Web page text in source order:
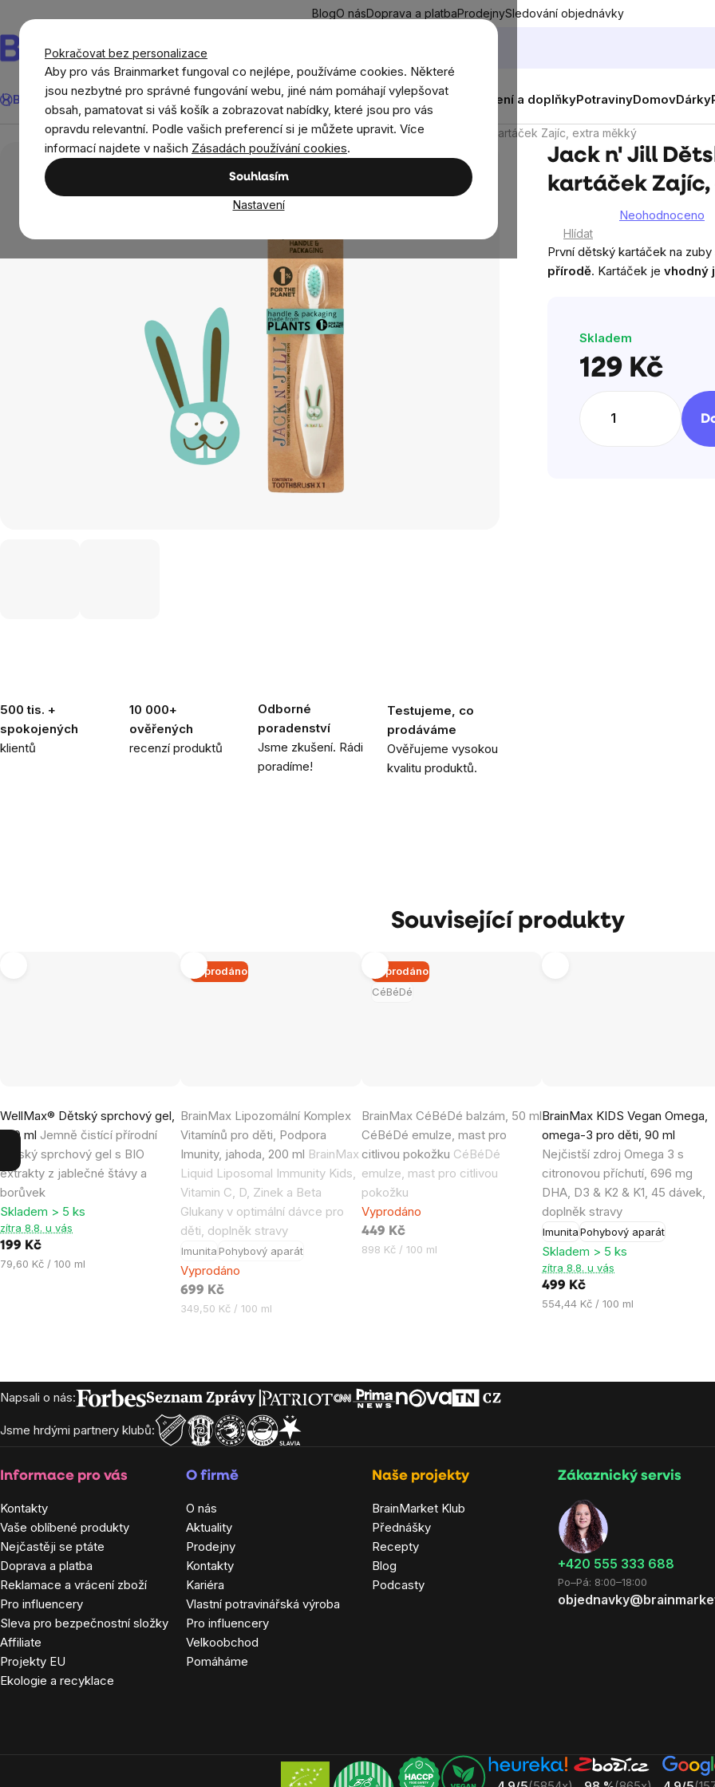
Pokračovat bez personalizace
Aby pro vás Brainmarket fungoval co nejlépe, používáme cookies. Některé
jsou nezbytné pro správné fungování webu, jiné nám pomáhají vylepšovat
obsah, pamatovat si váš košík a zobrazovat nabídky, které jsou pro vás
opravdu relevantní. Podle vašich preferencí si je můžete upravit. Více
informací najdete v našich Zásadách používání cookies.
Souhlasím
Nastavení
obsah
BlogO násDoprava a platbaProdejnySledování objednávky
Hledat
BrainMax® Léto Ušetři CíleDoplňky stravy a výživaNovinkyMužiŽenyDěti Oblečení a doplňkyPotravinyDomovDárky
Děti Ekodrogerie pro děti Jack n' Jill Dětský kompostovatelný zubní kartáček Zajíc, extra měkký
Jack n' Jill
kartáček
hodnocení
produktu
je
hvězdiček.
Neohodnoceno
500 tis. +
spokojených
klientů
10 000+
ověřených
recenzí produktů
Odborné
poradenství
Jsme zkušení. Rádi
poradíme!
Testujeme, co
prodáváme
Ověřujeme vysokou
kvalitu produktů.
Hlídat
První dětský kartáček na
přírodě. Kartáček je vhodný
Skladem
129 Kč
Související produkty
WellMax® Dětský sprchový gel,
250 ml Jemně čistící přírodní
dětský sprchový gel s BIO
extrakty z jablečné štávy a
borůvek
hodnocení
produktu
5,0
z
5
hvězdiček.
Skladem > 5 ks
zítra 8.8. u vás
199 Kč
Měrná
79,60 Kč / 100 ml
Vyprodáno
BrainMax Lipozomální Komplex
Vitamínů pro děti, Podpora
Imunity, jahoda, 200 ml BrainMax
Liquid Liposomal Immunity Kids,
Vitamin C, D, Zinek a Beta
Glukany v optimální dávce pro
děti, doplněk stravy
Imunita Pohybový aparát
hodnocení
produktu
je
4,5
z
5
hvězdiček.
Vyprodáno
699 Kč
Měrná
349,50 Kč / 100 ml
CéBéDé
Vyprodáno
BrainMax CéBéDé balzám, 50 ml
CéBéDé emulze, mast pro
citlivou pokožku CéBéDé
emulze, mast pro citlivou
pokožku
hodnocení
produktu
je
5,0
z
5
hvězdiček.
Vyprodáno
449 Kč
Měrná
898 Kč / 100 ml
BrainMax KIDS Vegan Omega,
omega-3 pro děti, 90 ml
Nejčistší zdroj Omega 3 s
citronovou příchutí, 696 mg
DHA, D3 & K2 & K1, 45 dávek,
doplněk stravy
ImunitaPohybový aparát
hodnocení
produktu
je
4,4
z
5
hvězdiček.
Skladem > 5 ks
zítra 8.8. u vás
499 Kč
Měrná
554,44 Kč / 100 ml
Zápatí
Napsali o nás:
Jsme hrdými partnery klubů:
Informace pro vás
Kontakty
Vaše oblíbené produkty
Nejčastěji se ptáte
Doprava a platba
Reklamace a vrácení zboží
Pro influencery
Sleva pro bezpečnostní složky
Affiliate
Projekty EU
Ekologie a recyklace
O firmě
O nás
Aktuality
Prodejny
Kontakty
Kariéra
Vlastní potravinářská výroba
Pro influencery
Velkoobchod
Pomáháme
Naše projekty
BrainMarket Klub
Přednášky
Recepty
Blog
Podcasty
Zákaznický servis
‭+420 555 333 688
Po–Pá: 8:00–18:00